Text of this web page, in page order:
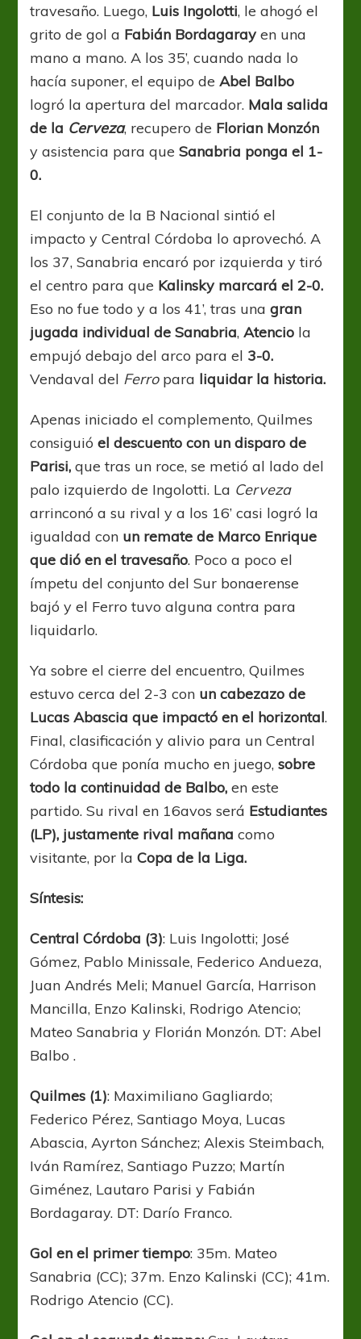
travesaño. Luego, Luis Ingolotti, le ahogó el
grito de gol a Fabián Bordagaray en una
mano a mano. A los 35’, cuando nada lo
hacía suponer, el equipo deAbel Balbo
logró la apertura del marcador. Mala salida
de la Cerveza, recupero de Florian Monzón
y asistencia para queSanabria ponga el 1-
0.
El conjunto de la B Nacional sintió el
impacto y Central Córdoba lo aprovechó. A
los 37, Sanabria encaró por izquierda y tiró
el centro para que Kalinsky marcará el 2-0.
Eso no fue todo y a los 41’, tras unagran
jugada individual de Sanabria,Atencio la
empujó debajo del arco para el 3-0.
Vendaval del Ferropara liquidar la historia.
Apenas iniciado el complemento, Quilmes
consiguióel descuento con un disparo de
Parisi, que tras un roce, se metió al lado del
palo izquierdo de Ingolotti. La Cerveza
arrinconó a su rival y a los 16’ casi logró la
igualdad con un remate de Marco Enrique
que dió en el travesaño. Poco a poco el
ímpetu del conjunto del Sur bonaerense
bajó y el Ferro tuvo alguna contra para
liquidarlo.
Ya sobre el cierre del encuentro, Quilmes
estuvo cerca del 2-3 con un cabezazo de
Lucas Abascia que impactó en el horizontal.
Final, clasificación y alivio para un Central
Córdoba que ponía mucho en juego,sobre
todo la continuidad de Balbo, en este
partido. Su rival en 16avos será Estudiantes
(LP), justamente rival mañana como
visitante, por laCopa de la Liga.
Síntesis:
Central Córdoba (3): Luis Ingolotti; José
Gómez, Pablo Minissale, Federico Andueza,
Juan Andrés Meli; Manuel García, Harrison
Mancilla, Enzo Kalinski, Rodrigo Atencio;
Mateo Sanabria y Florián Monzón. DT: Abel
Balbo .
Quilmes (1): Maximiliano Gagliardo;
Federico Pérez, Santiago Moya, Lucas
Abascia, Ayrton Sánchez; Alexis Steimbach,
Iván Ramírez, Santiago Puzzo; Martín
Giménez, Lautaro Parisi y Fabián
Bordagaray. DT: Darío Franco.
Gol en el primer tiempo: 35m. Mateo
Sanabria (CC); 37m. Enzo Kalinski (CC); 41m.
Rodrigo Atencio (CC).